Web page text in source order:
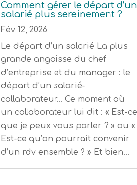
Comment gérer le départ d’un
salarié plus sereinement ?
Fév 12, 2026
Le départ d’un salarié La plus
grande angoisse du chef
d’entreprise et du manager : le
départ d’un salarié-
collaborateur… Ce moment où
un collaborateur lui dit : « Est-ce
que je peux vous parler ? » ou «
Est-ce qu’on pourrait convenir
d’un rdv ensemble ? » Et bien...